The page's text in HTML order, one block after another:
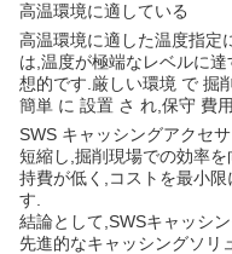
高温環境に適している
高温環境に適した温度指定
は,温度が極端なレベルに
想的です.厳しい環境 で 掘
簡単 に 設置 さ れ,保守 費
SWS キャッシングアクセ
短縮し,掘削現場での効率
持費が低く,コストを最小
す.
結論として,SWSキャッシ
先進的なキャッシングソリ